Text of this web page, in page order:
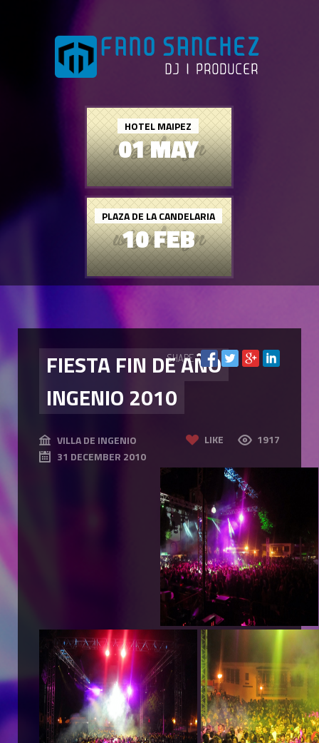
01 MAY
HOTEL MAIPEZ
10 FEB
PLAZA DE LA CANDELARIA
FIESTA FIN DE AÑO
INGENIO 2010
LIKE 1917
VILLA DE INGENIO
31 DECEMBER 2010
SHARE